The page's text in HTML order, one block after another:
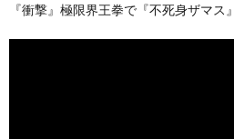
『衝撃』極限界王拳で『不死身ザマ